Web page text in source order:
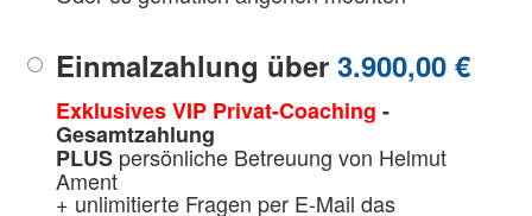
Einmalzahlung über 3.900,00 €
Exklusives VIP Privat-Coaching -
Gesamtzahlung
PLUS persönliche Betreuung von Helmut
Ament
+ unlimitierte Fragen per E-Mail das